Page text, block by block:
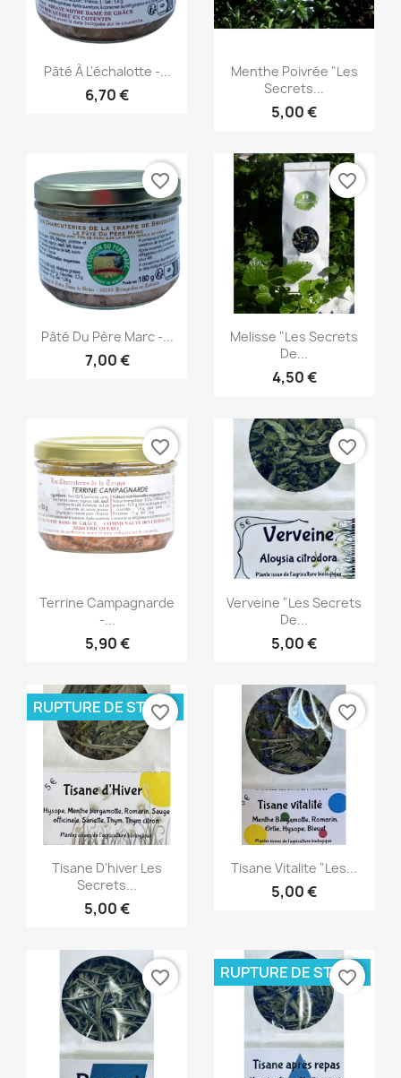
Aperçu rapide
Pâté À L'échalotte -...
6,70 €
Aperçu rapide
Menthe Poivrée "Les
Secrets...
5,00 €
Aperçu rapide
Pâté Du Père Marc -...
7,00 €
favorite_border
Aperçu rapide
Melisse "Les Secrets
De...
4,50 €
favorite_border
Aperçu rapide
Terrine Campagnarde
-...
5,90 €
favorite_border
Aperçu rapide
Verveine "les Secrets
De...
5,00 €
favorite_border
Aperçu rapide
Tisane D'hiver Les
Secrets...
5,00 €
RUPTURE DE STOCK
favorite_border
Aperçu rapide
Tisane Vitalite "les...
5,00 €
favorite_border
favorite_border RUPTURE DE STOCK
favorite_border